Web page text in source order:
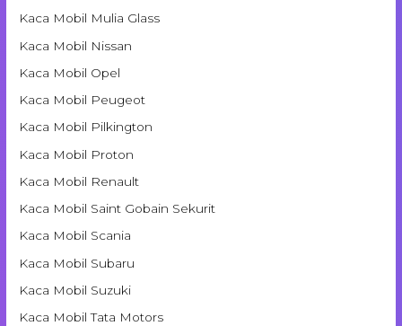
Kaca Mobil Mulia Glass
Kaca Mobil Nissan
Kaca Mobil Opel
Kaca Mobil Peugeot
Kaca Mobil Pilkington
Kaca Mobil Proton
Kaca Mobil Renault
Kaca Mobil Saint Gobain Sekurit
Kaca Mobil Scania
Kaca Mobil Subaru
Kaca Mobil Suzuki
Kaca Mobil Tata Motors